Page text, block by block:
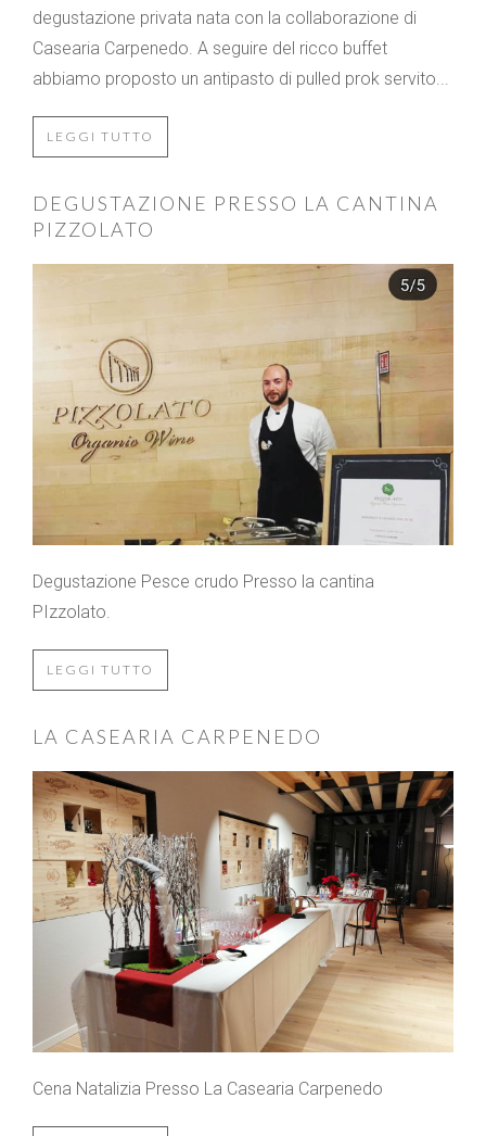
degustazione privata nata con la collaborazione di
Casearia Carpenedo. A seguire del ricco buffet
abbiamo proposto un antipasto di pulled prok servito...
LEGGI TUTTO
DEGUSTAZIONE PRESSO LA CANTINA
PIZZOLATO
Degustazione Pesce crudo Presso la cantina
PIzzolato.
LEGGI TUTTO
LA CASEARIA CARPENEDO
Cena Natalizia Presso La Casearia Carpenedo